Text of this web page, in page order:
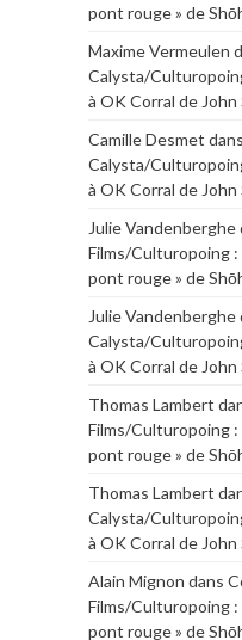
pont rouge » de
Maxime Vermeulen
Calysta/
à OK Corral de
Camille Desmet dans
Calysta/
à OK Corral de
Julie Vandenberghe
Films/Culturopoing :
pont rouge » de
Julie Vandenberghe
Calysta/
à OK Corral de
Thomas Lambert
Films/Culturopoing :
pont rouge » de
Thomas Lambert
Calysta/
à OK Corral de
Alain Mignon dans
Films/Culturopoing :
pont rouge » de